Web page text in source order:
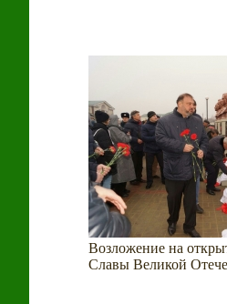
Возложение на
Славы Великой